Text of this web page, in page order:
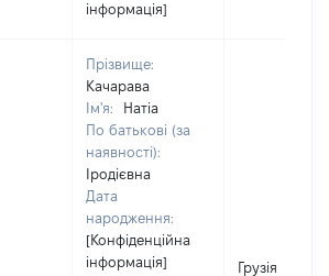
інформація]
Прізвище:
Качарава
Ім'я:
Натіа
По батькові (за
наявності):
Іродієвна
Дата
народження:
[Конфіденційна
інформація]
Грузія